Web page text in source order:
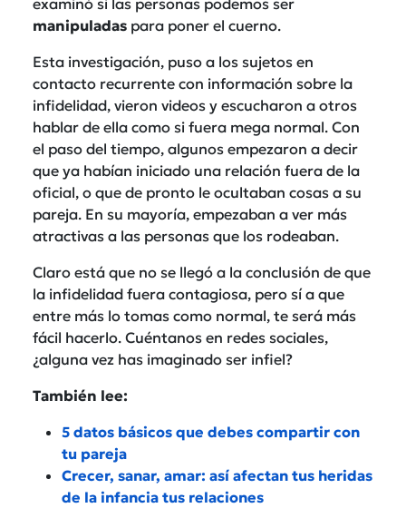
manipuladas para poner el cuerno.
Esta investigación, puso a los sujetos en
contacto recurrente con información sobre la
infidelidad, vieron videos y escucharon a otros
hablar de ella como si fuera mega normal. Con
el paso del tiempo, algunos empezaron a decir
que ya habían iniciado una relación fuera de la
oficial, o que de pronto le ocultaban cosas a su
pareja. En su mayoría, empezaban a ver más
atractivas a las personas que los rodeaban.
Claro está que no se llegó a la conclusión de que
la infidelidad fuera contagiosa, pero sí a que
entre más lo tomas como normal, te será más
fácil hacerlo. Cuéntanos en redes sociales,
¿alguna vez has imaginado ser infiel?
También lee:
5 datos básicos que debes compartir con
tu pareja
Crecer, sanar, amar: así afectan tus heridas
de la infancia tus relaciones